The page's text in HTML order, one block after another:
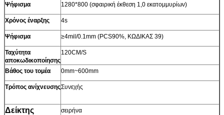
Ψήφισμα 1280*800 (σφαιρική έκθεση 1,0 εκατομμυρίων)
Χρόνος έναρξης 4s
Ψήφισμα ≥4mil/0.1mm (PCS90%, ΚΩΔΙΚΑΣ 39)
Ταχύτητα
αποκωδικοποίησης
120CM/S
Βάθος του τομέα 0mm~600mm
Τρόπος ανίχνευσηςΣυνεχής
Δείκτης σειρήνα